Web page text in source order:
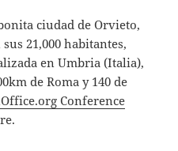
ciudad de Orvieto,
sus 21,000 habitantes,
en Umbria (Italia),
de Roma y 140 de
Conference